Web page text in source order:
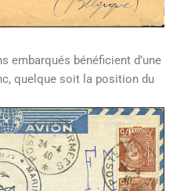
embarqués bénéficient d’une
quelque soit la position du